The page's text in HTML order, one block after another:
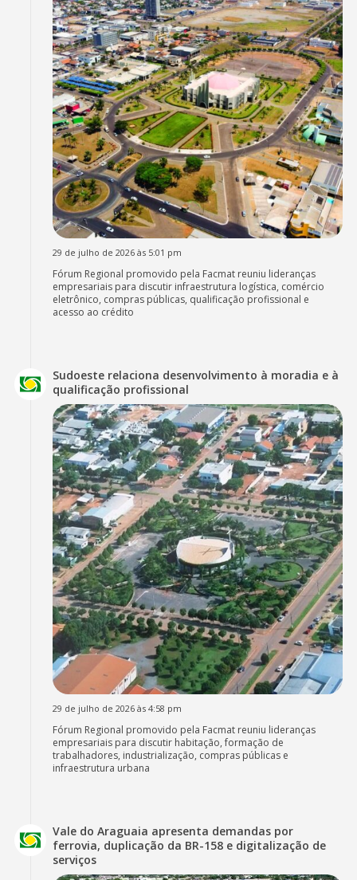
29 de julho de 2026 às 5:01 pm
Fórum Regional promovido pela Facmat reuniu lideranças
empresariais para discutir infraestrutura logística, comércio
eletrônico, compras públicas, qualificação profissional e
acesso ao crédito
Sudoeste relaciona desenvolvimento à moradia e à
qualificação profissional
29 de julho de 2026 às 4:58 pm
Fórum Regional promovido pela Facmat reuniu lideranças
empresariais para discutir habitação, formação de
trabalhadores, industrialização, compras públicas e
infraestrutura urbana
Vale do Araguaia apresenta demandas por
ferrovia, duplicação da BR-158 e digitalização de
serviços